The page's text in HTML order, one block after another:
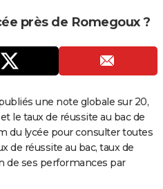
près de Romegoux ?
une note globale sur 20,
le taux de réussite au bac de
du lycée pour consulter toutes
de réussite au bac, taux de
de ses performances par